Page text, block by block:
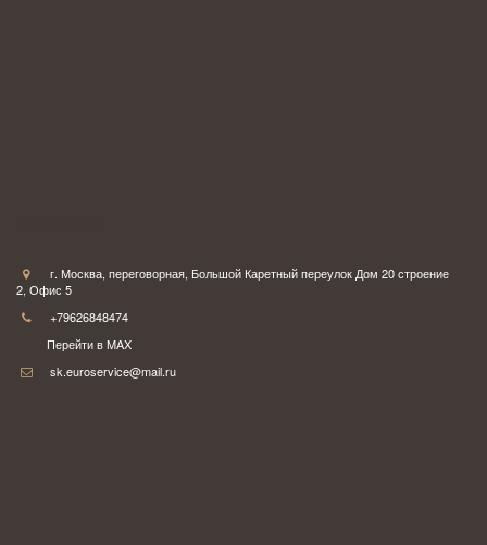
г. Москва, переговорная, Большой Каретный переулок Дом 20 строение
2, Офис 5
+79626848474
Перейти в MAX
sk.euroservice@mail.ru